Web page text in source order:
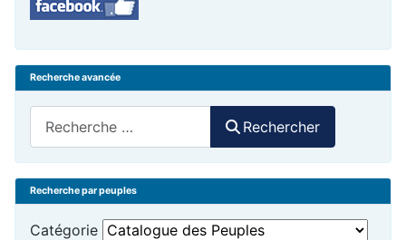
Recherche avancée
Rechercher
Recherche par peuples
Catégorie